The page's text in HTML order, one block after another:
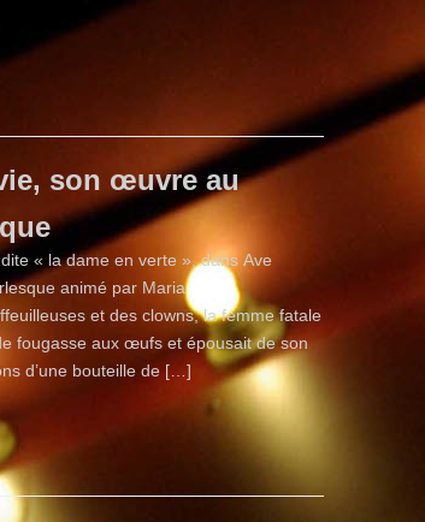
son œuvre au
« la dame en verte », dans Ave
animé par Maria
et des clowns, la femme fatale
fougasse aux œufs et épousait de son
d’une bouteille de […]